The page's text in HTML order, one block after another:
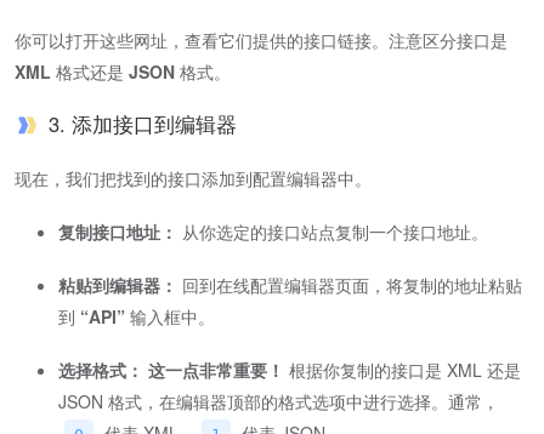
你可以打开这些网址，查看它们提供的接口链接。注意区分接口是
XML 格式还是 JSON 格式。
3. 添加接口到编辑器
现在，我们把找到的接口添加到配置编辑器中。
复制接口地址： 从你选定的接口站点复制一个接口地址。
粘贴到编辑器： 回到在线配置编辑器页面，将复制的地址粘贴
到 “API” 输入框中。
选择格式： 这一点非常重要！ 根据你复制的接口是 XML 还是
JSON 格式，在编辑器顶部的格式选项中进行选择。通常，